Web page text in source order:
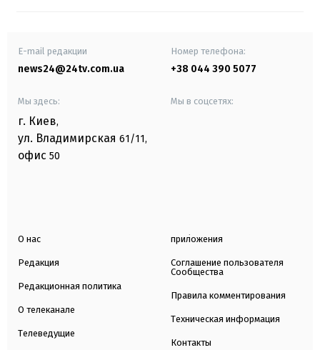
E-mail редакции
news24@24tv.com.ua
Номер телефона:
+38 044 390 5077
Мы здесь:
г. Киев,
ул. Владимирская 61/11,
офис 50
Мы в соцсетях:
О нас
Редакция
Редакционная политика
О телеканале
Телеведущие
приложения
Соглашение пользователя
Сообщества
Правила комментирования
Техническая информация
Контакты